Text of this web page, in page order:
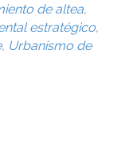
de altea,
estratégico,
, Urbanismo de